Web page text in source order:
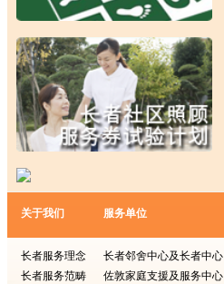
关于我们
长者服务理念
长者服务范畴
服务单位
长者邻舍中心及长者中心
佐敦家庭支援及服务中心